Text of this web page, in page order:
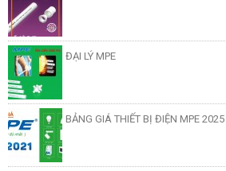
ĐẠI LÝ MPE
BẢNG GIÁ THIẾT BỊ ĐIỆN MPE 2025